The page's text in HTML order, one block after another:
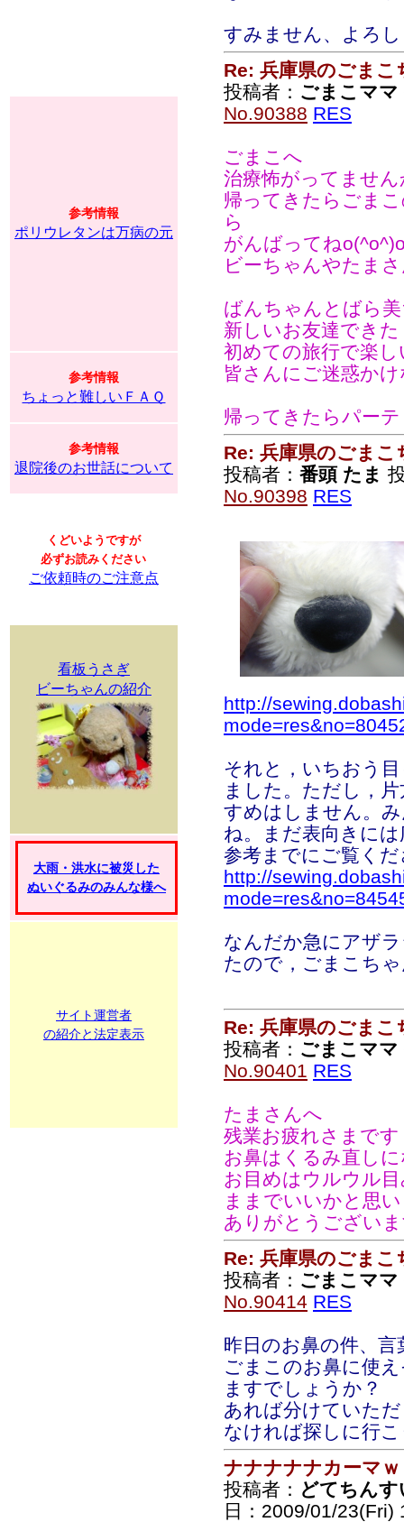
参考情報
ポリウレタンは万病の元
参考情報
ちょっと難しいＦＡＱ
参考情報
退院後のお世話について
くどいようですが
必ずお読みください
ご依頼時のご注意点
看板うさぎ
ビーちゃんの紹介
大雨・洪水に被災した
ぬいぐるみのみんな様へ
サイト運営者
の紹介と法定表示
すみません、よろ
Re: 兵庫県のごまこ
投稿者： ごまこママ
No.90388 RES
ごまこへ
治療怖がってません
帰ってきたらごま
ら
がんばってね
ビーちゃんやたま
ばんちゃんとばら
新しいお友達できた
初めての旅行で楽
皆さんにご迷惑か
帰ってきたらパー
Re: 兵庫県のごまこ
投稿者： 番頭 たま
No.90398 RES
http://
それと，いちおう
ました。ただし，
すめはしません。
ね。まだ表向きに
参考までにご覧く
http://
なんだか急にアザ
たので，ごまこち
Re: 兵庫県のごまこ
投稿者： ごまこママ
No.90401 RES
たまさんへ
残業お疲れさまです
お鼻はくるみ直し
お目めはウルウル
ままでいいかと思
ありがとうござい
Re: 兵庫県のごまこ
投稿者： ごまこママ
No.90414 RES
昨日のお鼻の件、
ごまこのお鼻に使
ますでしょうか？
あれば分けていた
なければ探しに行
ナナナナナカーマｗ
投稿者： どてちん
日：2009/01/